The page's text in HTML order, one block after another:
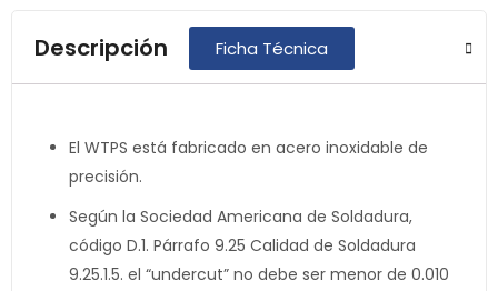
Descripción Ficha Técnica
El WTPS está fabricado en acero inoxidable de
precisión.
Según la Sociedad Americana de Soldadura,
código D.1. Párrafo 9.25 Calidad de Soldadura
9.25.1.5. el “undercut” no debe ser menor de 0.010